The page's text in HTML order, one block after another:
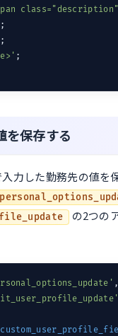
class="description">
;
;
;
を保存する
力した勤務先の値を
の2つの
,